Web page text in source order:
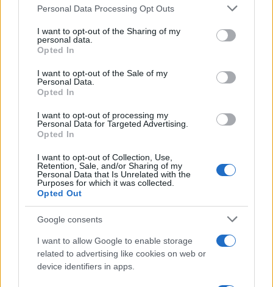
Please note that this website/app uses one or more Google
not limited to your visit or usage behaviour. You may click to
grant or deny consent to Google and its third-party tags to
use your data for below specified purposes in below Google
consent section.
Personal Data Processing Opt Outs
I want to opt-out of the Sharing of my
personal data.
Opted In
I want to opt-out of the Sale of my
Personal Data.
Opted In
I want to opt-out of processing my
Personal Data for Targeted Advertising.
Opted In
I want to opt-out of Collection, Use,
Retention, Sale, and/or Sharing of my
Personal Data that Is Unrelated with the
Purposes for which it was collected.
Opted Out
Google consents
I want to allow Google to enable storage
related to advertising like cookies on web or
device identifiers in apps.
capace di raccontare storie e creare emozioni. Non
possiamo fare a meno di chiederci:
quali altre
sorprese ci riserverà il futuro della moda?
Staff